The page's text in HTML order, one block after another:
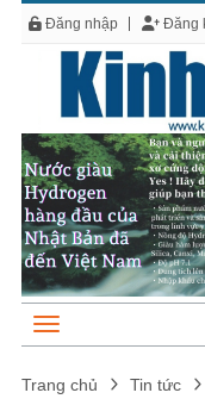
Đăng nhập Đăng
Trang chủ Tin tức